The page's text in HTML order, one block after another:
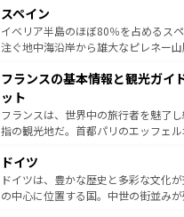
ろん、トスカーナの美しい田園風景や
景など、自然景観も見逃せない。観
ピザやパスタなど、絶品のイタリア
ませてくれるイタリアで、忘れられ
なお、新着のイタリア情報は
しい。
スペイン
イベリア半島のほぼ80％を占めるス
注ぐ地中海沿岸から雄大なピレネー
文化が根付くこの国では、情熱的な
れる闘牛、そして美味しいタパスが生
る。首都マドリードの洗練された雰
アートに溢れた街角から、地方では
せる。地方によって風土や気候が異な
性で訪れる人を魅了
ンテンツ一覧を参照してほしい。
フランスの基本情報と観光ガイ
ット
フランスは、世界中の旅行者を魅了
指の観光地だ。首都パリのエッフェ
で、幅広い魅力が詰まっている。華麗
聖堂、美しいビーチ、そして豊かな
から魅了する。また、フランスは美
ドイツ
ドイツは、豊かな歴史と多彩な文化
の中心に位置する国。中世の街並み